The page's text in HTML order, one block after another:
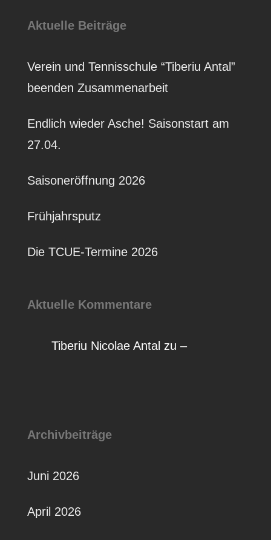
Aktuelle Beiträge
Verein und Tennisschule “Tiberiu Antal”
beenden Zusammenarbeit
Endlich wieder Asche! Saisonstart am
27.04.
Saisoneröffnung 2026
Frühjahrsputz
Die TCUE-Termine 2026
Aktuelle Kommentare
Tiberiu Nicolae Antal zu –
Archivbeiträge
Juni 2026
April 2026